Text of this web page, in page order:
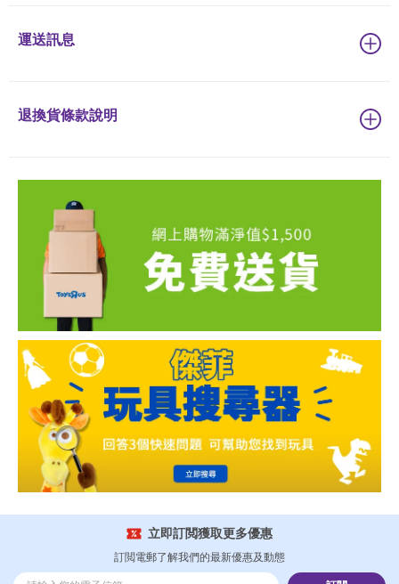
運送訊息
退換貨條款說明
立即訂閲獲取更多優惠
訂閲電郵了解我們的最新優惠及動態